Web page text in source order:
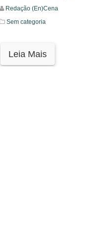
Redação (En)Cena
Sem categoria
Leia Mais